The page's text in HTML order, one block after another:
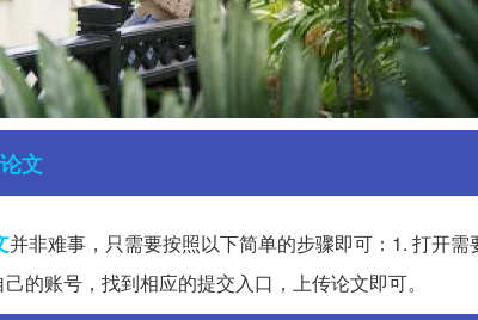
文
并非难事，只需要按照以下简单的步骤即可：1. 打开
的账号，找到相应的提交入口，上传论文即可。